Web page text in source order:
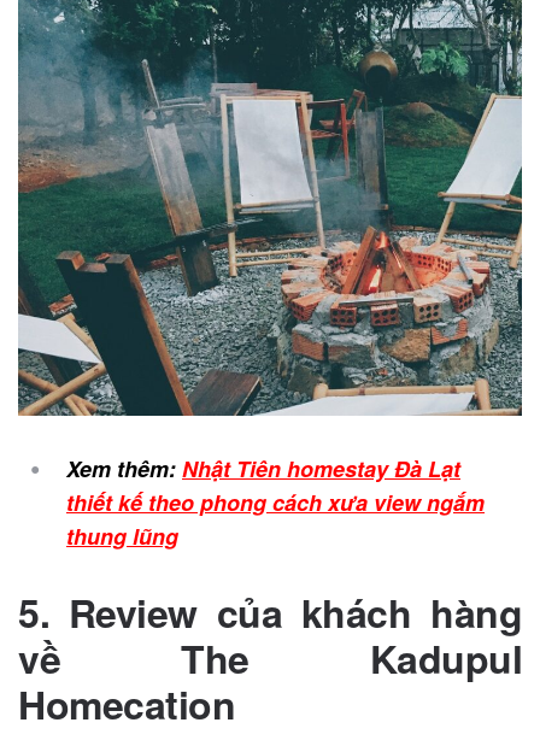
Xem thêm:Nhật Tiên homestay Đà Lạt
thiết kế theo phong cách xưa view ngắm
thung lũng
5. Review của khách hàng
về The Kadupul
Homecation